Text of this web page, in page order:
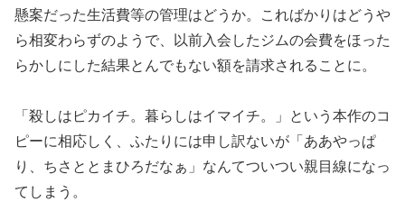
懸案だった生活費等の管理はどうか。こればかりはどうや
ら相変わらずのようで、以前入会したジムの会費をほった
らかしにした結果とんでもない額を請求されることに。
「殺しはピカイチ。暮らしはイマイチ。」という本作のコ
ピーに相応しく、ふたりには申し訳ないが「ああやっぱ
り、ちさととまひろだなぁ」なんてついつい親目線になっ
てしまう。